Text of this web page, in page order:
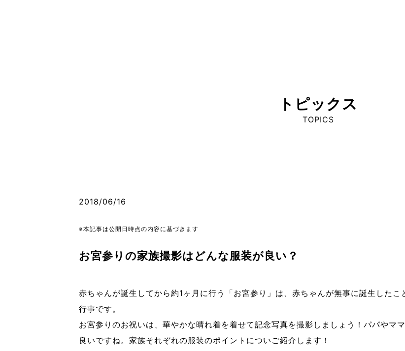
トピックス
TOPICS
2018/06/16
※本記事は公開日時点の内容に基づきます
お宮参りの家族撮影はどんな服装が良い？
赤ちゃんが誕生してから約1ヶ月に行う「お宮参り 」は、赤ちゃんが無事に誕生した
行事です。
お宮参り のお祝いは、華やかな晴れ着を着せて記念写真を撮影しましょう！パパやマ
良いですね。家族それぞれの服装のポイントについご紹介します！